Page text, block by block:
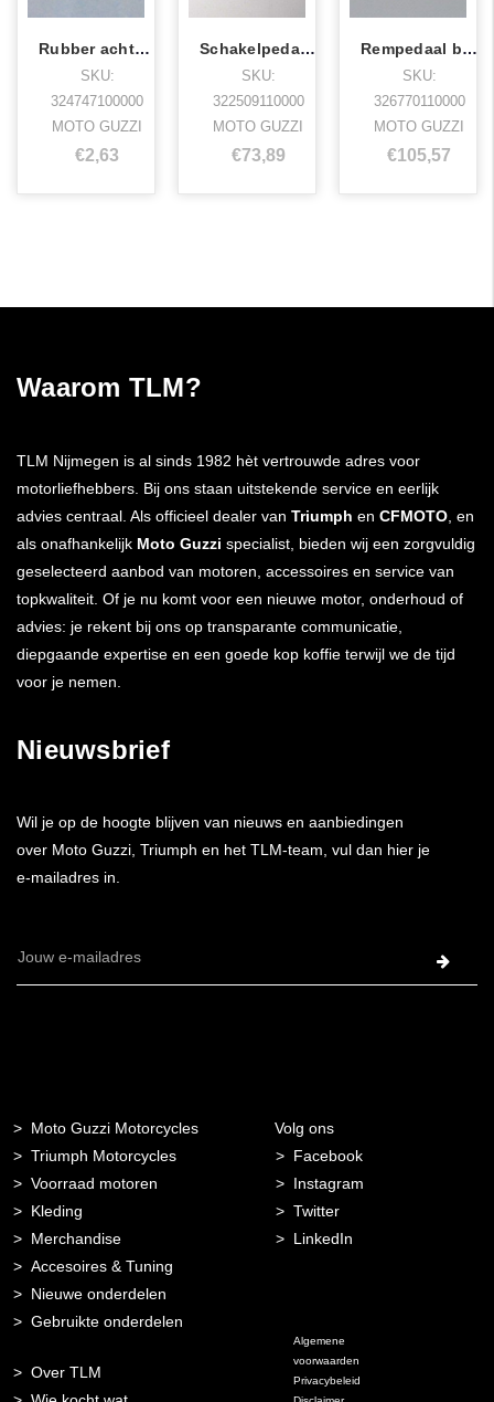
Rubber achterlicht breva750
SKU:
324747100000
MOTO GUZZI
€2,63
Schakelpedaal breva750
SKU:
322509110000
MOTO GUZZI
€73,89
Rempedaal breva750
SKU:
326770110000
MOTO GUZZI
€105,57
Waarom TLM?
TLM Nijmegen is al sinds 1982 hèt vertrouwde adres voor
motorliefhebbers. Bij ons staan uitstekende service en eerlijk
advies centraal. Als officieel dealer van Triumph en CFMOTO, en
als onafhankelijk Moto Guzzi specialist, bieden wij een zorgvuldig
geselecteerd aanbod van motoren, accessoires en service van
topkwaliteit. Of je nu komt voor een nieuwe motor, onderhoud of
advies: je rekent bij ons op transparante communicatie,
diepgaande expertise en een goede kop koffie terwijl we de tijd
voor je nemen.
Nieuwsbrief
Wil je op de hoogte blijven van nieuws en aanbiedingen
over Moto Guzzi, Triumph en het TLM-team, vul dan hier je
e-mailadres in.
E-
Moto Guzzi Motorcycles
Triumph Motorcycles
Voorraad motoren
Kleding
Merchandise
Accesoires & Tuning
Nieuwe onderdelen
Gebruikte onderdelen
Over TLM
Volg ons
Facebook
Instagram
Twitter
LinkedIn
Algemene
voorwaarden
Privacybeleid